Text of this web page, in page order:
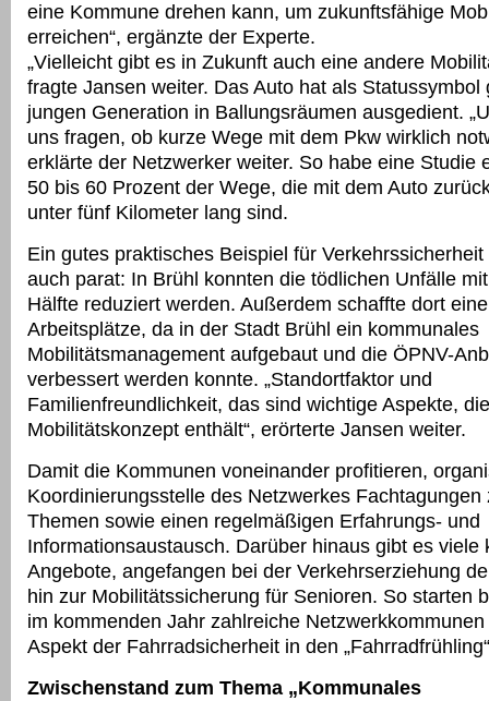
eine Kommune drehen kann, um zukunftsfähige
erreichen“, ergänzte der Experte.
„Vielleicht gibt es in Zukunft auch eine andere
fragte Jansen weiter. Das Auto hat als Statussymbol
jungen Generation in Ballungsräumen ausgedient.
uns fragen, ob kurze Wege mit dem Pkw wirklich
erklärte der Netzwerker weiter. So habe eine Studie
50 bis 60 Prozent der Wege, die mit dem Auto
unter fünf Kilometer lang sind.
Ein gutes praktisches Beispiel für
auch parat: In Brühl konnten die tödlichen Unfälle
Hälfte reduziert werden. Außerdem schaffte dort
Arbeitsplätze, da in der Stadt Brühl ein kommunales
Mobilitätsmanagement aufgebaut und die ÖPNV-
verbessert werden konnte. „Standortfaktor und
Familienfreundlichkeit, das sind wichtige Aspekte,
Mobilitätskonzept enthält“, erörterte Jansen weiter.
Damit die Kommunen voneinander profitieren,
Koordinierungsstelle des Netzwerkes Fachtagungen
Themen sowie einen regelmäßigen Erfahrungs- und
Informationsaustausch. Darüber hinaus gibt es viele
Angebote, angefangen bei der Verkehrserziehung
hin zur Mobilitätssicherung für Senioren. So starten
im kommenden Jahr zahlreiche
Aspekt der Fahrradsicherheit in den
Zwischenstand zum Thema „Kommunales